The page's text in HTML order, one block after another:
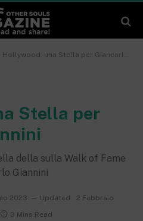
Hollywood: una Stella per Giancarlo Giannini
Stella per
della sulla Walk of Fame
Giannini
2023 Updated:
2 Febbraio
3 Mins Read